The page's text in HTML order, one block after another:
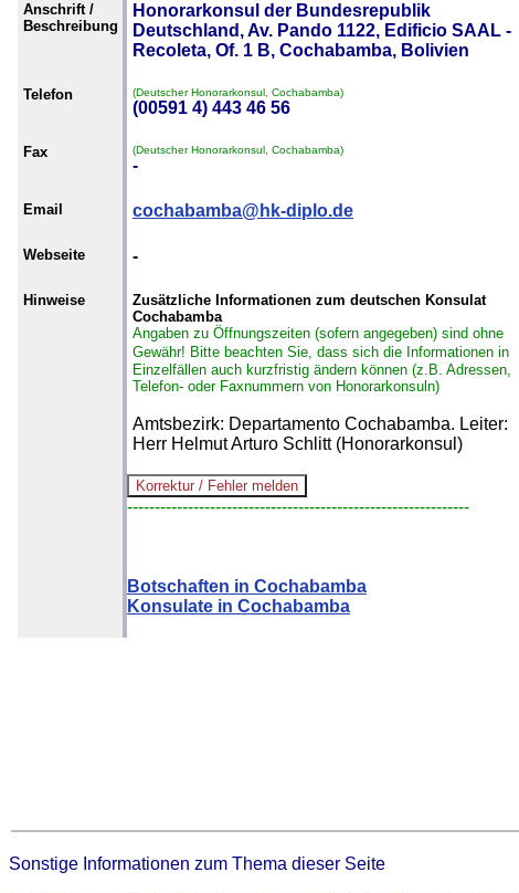
Anschrift /
Beschreibung
Honorarkonsul der Bundesrepublik
Deutschland, Av. Pando 1122, Edificio SAAL -
Recoleta, Of. 1 B, Cochabamba, Bolivien
Telefon (Deutscher Honorarkonsul, Cochabamba)
(00591 4) 443 46 56
Fax (Deutscher Honorarkonsul, Cochabamba)
-
Email cochabamba@hk-diplo.de
Webseite -
Hinweise
Zusätzliche Informationen zum deutschen Konsulat
Cochabamba
Angaben zu Öffnungszeiten (sofern angegeben) sind ohne
Gewähr! Bitte beachten Sie, dass sich die Informationen in
Einzelfällen auch kurzfristig ändern können (z.B. Adressen,
Telefon- oder Faxnummern von Honorarkonsuln)
Amtsbezirk: Departamento Cochabamba. Leiter:
Herr Helmut Arturo Schlitt (Honorarkonsul)
--------------------------------------------------------------
Botschaften in Cochabamba
Konsulate in Cochabamba
Sonstige Informationen zum Thema dieser Seite